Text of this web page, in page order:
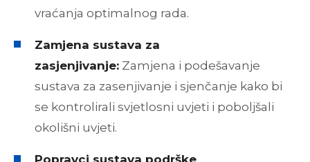
vraćanja optimalnog rada.
Zamjena sustava za
zasjenjivanje: Zamjena i podešavanje
sustava za zasenjivanje i sjenčanje kako bi
se kontrolirali svjetlosni uvjeti i poboljšali
okolišni uvjeti.
Popravci sustava podrške